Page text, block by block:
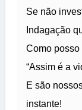
Se não
Indagação
Como posso
“Assim é a
E são
instante!